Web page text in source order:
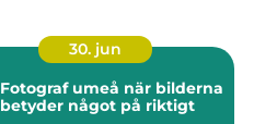
30. jun
Fotograf umeå när bilderna
betyder något på riktigt